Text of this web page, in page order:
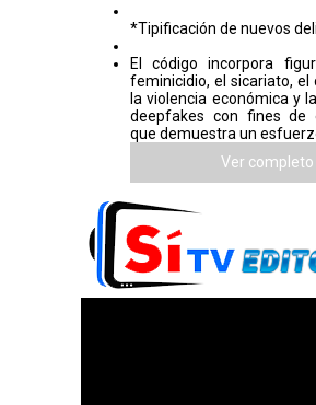
*Tipificación de nuevos
El código incorpora
feminicidio, el sicariato, el
la violencia económica y
deepfakes con fines de
que demuestra un
Ver completo